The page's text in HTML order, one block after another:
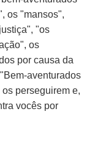
os "mansos",
"os
os
por causa da
aventurados
perseguirem e,
vocês por